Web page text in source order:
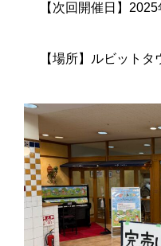
【次回開催日】
【場所】ルビット